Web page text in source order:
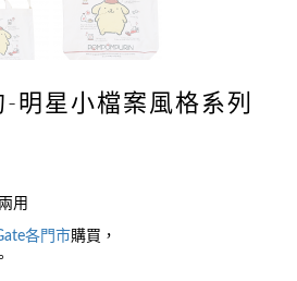
明星小檔案風格系列
用
各門市 購買，